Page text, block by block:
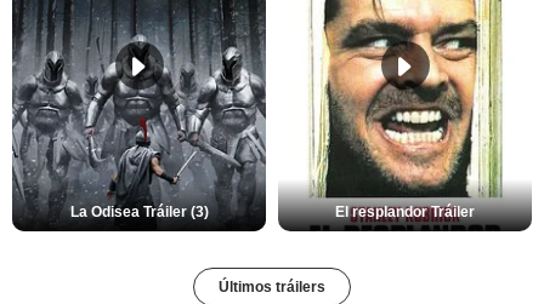
La Odisea Tráiler (3) El resplandor Tráiler
Últimos tráilers